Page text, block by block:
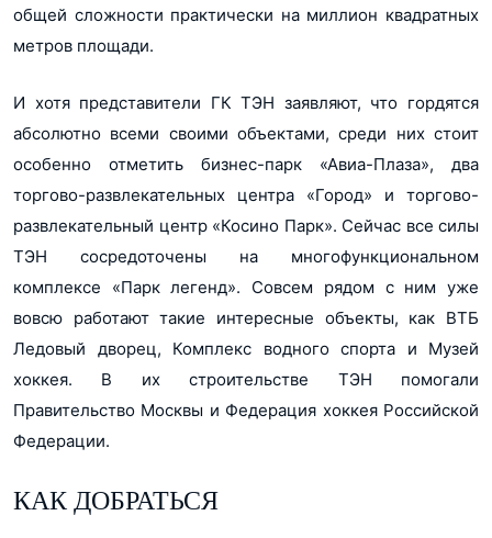
общей сложности практически на миллион квадратных
метров площади.
И хотя представители ГК ТЭН заявляют, что гордятся
абсолютно всеми своими объектами, среди них стоит
особенно отметить бизнес-парк «Авиа-Плаза», два
торгово-развлекательных центра «Город» и торгово-
развлекательный центр «Косино Парк». Сейчас все силы
ТЭН сосредоточены на многофункциональном
комплексе «Парк легенд». Совсем рядом с ним уже
вовсю работают такие интересные объекты, как ВТБ
Ледовый дворец, Комплекс водного спорта и Музей
хоккея. В их строительстве ТЭН помогали
Правительство Москвы и Федерация хоккея Российской
Федерации.
КАК ДОБРАТЬСЯ